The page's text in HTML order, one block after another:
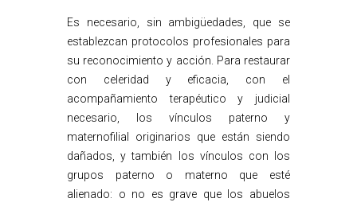
Es necesario, sin ambigüedades, que se
establezcan protocolos profesionales para
su reconocimiento y acción. Para restaurar
con celeridad y eficacia, con el
acompañamiento terapéutico y judicial
necesario, los vínculos paterno y
maternofilial originarios que están siendo
dañados, y también los vínculos con los
grupos paterno o materno que esté
alienado: o no es grave que los abuelos